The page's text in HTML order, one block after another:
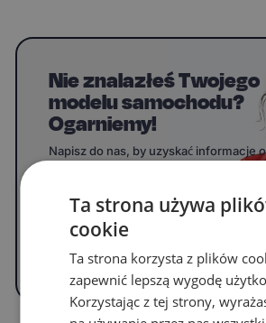
Nie znalazłeś Twojego
modelu samochodu?
Ogarniemy!
Napisz do nas, by uzyskać informacje o
WYPEŁNIJ FORMULARZ
Ta strona używa
cookie
Ta strona korzysta z plików
zapewnić lepszą wygodę
Korzystając z tej strony,